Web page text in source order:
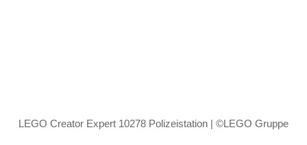
LEGO Creator Expert 10278 Polizeistation | ©LEGO Gruppe